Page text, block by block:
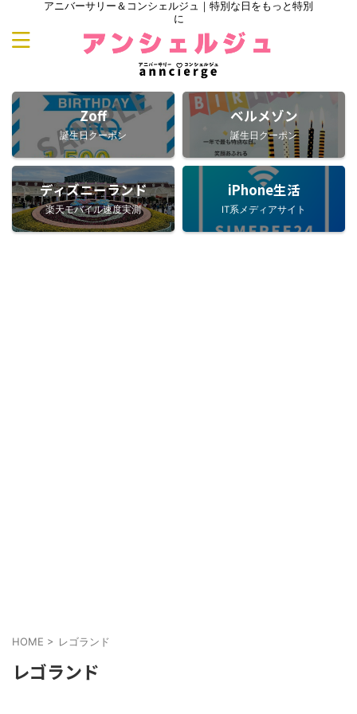
アニバーサリー＆コンシェルジュ｜特別な日をもっと特別
に
Zoff
誕生日クーポン
ベルメゾン
誕生日クーポン
ディズニーランド
楽天モバイル速度実測
iPhone生活
IT系メディアサイト
HOME > レゴランド
レゴランド